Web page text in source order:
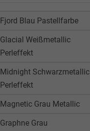
Fjord Blau Pastellfarbe
Glacial Weißmetallic
Perleffekt
Midnight Schwarzmetallic
Perleffekt
Magnetic Grau Metallic
Graphne Grau